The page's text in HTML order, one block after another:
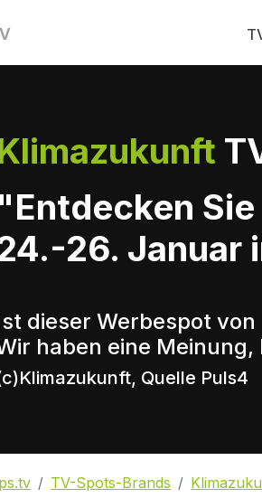
"Entdecken
26. Januar
dieser Werbespot
haben eine
Quelle Puls4
TV-Spots-Brands